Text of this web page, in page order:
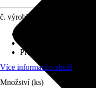
č. výrobku
Profil
Více informací o zboží
Množství (ks)